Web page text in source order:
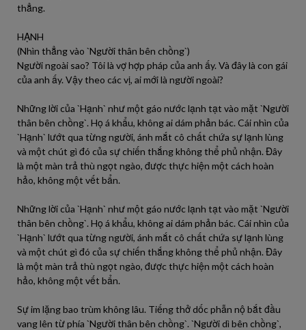
thẳng.
HẠNH
(Nhìn thẳng vào `Người thân bên chồng`)
Người ngoài sao? Tôi là vợ hợp pháp của anh ấy. Và đây là con gái
của anh ấy. Vậy theo các vị, ai mới là người ngoài?
Những lời của `Hạnh` như một gáo nước lạnh tạt vào mặt `Người
thân bên chồng`. Họ á khẩu, không ai dám phản bác. Cái nhìn của
`Hạnh` lướt qua từng người, ánh mắt cô chất chứa sự lạnh lùng
và một chút gì đó của sự chiến thắng không thể phủ nhận. Đây
là một màn trả thù ngọt ngào, được thực hiện một cách hoàn
hảo, không một vết bẩn.
Những lời của `Hạnh` như một gáo nước lạnh tạt vào mặt `Người
thân bên chồng`. Họ á khẩu, không ai dám phản bác. Cái nhìn của
`Hạnh` lướt qua từng người, ánh mắt cô chất chứa sự lạnh lùng
và một chút gì đó của sự chiến thắng không thể phủ nhận. Đây
là một màn trả thù ngọt ngào, được thực hiện một cách hoàn
hảo, không một vết bẩn.
Sự im lặng bao trùm không lâu. Tiếng thở dốc phẫn nộ bắt đầu
vang lên từ phía `Người thân bên chồng`. `Người dì bên chồng`,